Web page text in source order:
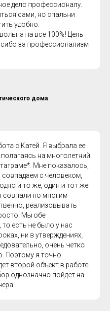
дело профессионалу.
сами, но спальни
удобно.
на все 100%! Цель
за профессионализм
дома
с Катей. Я выбрала ее
на многолетний
Мне показалось,
с человеком,
и то же, один и тот же
совпали по многим
реализовывать
Мы обе
есть не было у нас
ни в утверждениях,
очень четко
Поэтому я точно
второй объект в работе
однозначно пойдет на